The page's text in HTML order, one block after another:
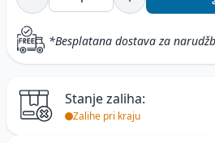
*Besplatana dostava za
Stanje zaliha:
Zalihe pri kraju